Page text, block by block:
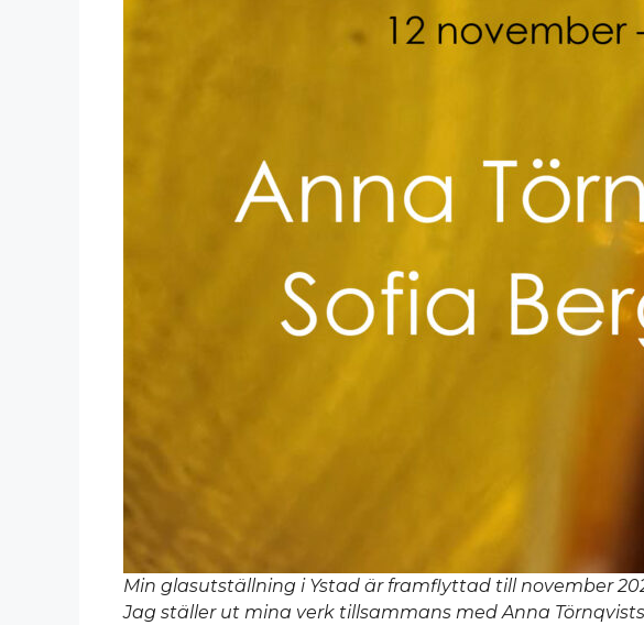
Min glasutställning i Ystad är framflyttad till november
Jag ställer ut mina verk tillsammans med Anna